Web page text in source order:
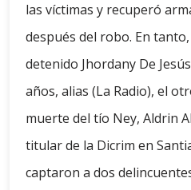
las víctimas y recuperó
después del robo. En
detenido Jhordany De
años, alias (La Radio), el
muerte del tío Ney, Aldrin
titular de la Dicrim en
captaron a dos